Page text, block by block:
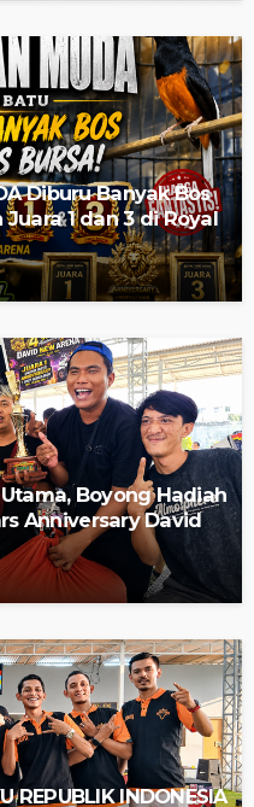
Diburu Banyak Bos
1 dan 3 di Royal
Utama, Boyong Hadiah
Anniversary David
REPUBLIK INDONESIA